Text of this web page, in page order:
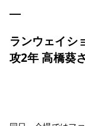
ランウェイシ
攻2年 高橋葵